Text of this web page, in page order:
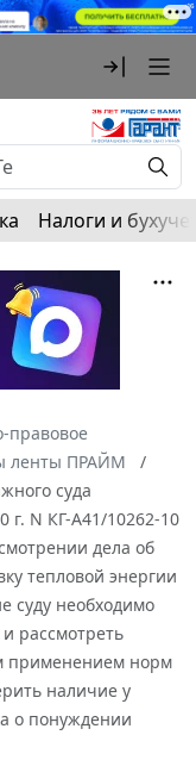
Налоги и
правовое
ленты ПРАЙМ
суда
г. N КГ-А41/10262-10
дела об
тепловой энергии
суду необходимо
рассмотреть
применением норм
наличие у
о понуждении